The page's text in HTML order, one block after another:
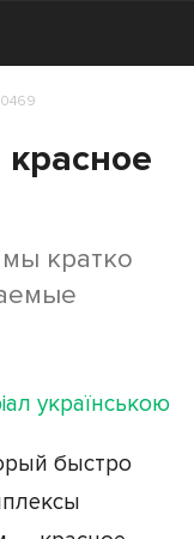
кратко
українською
быстро